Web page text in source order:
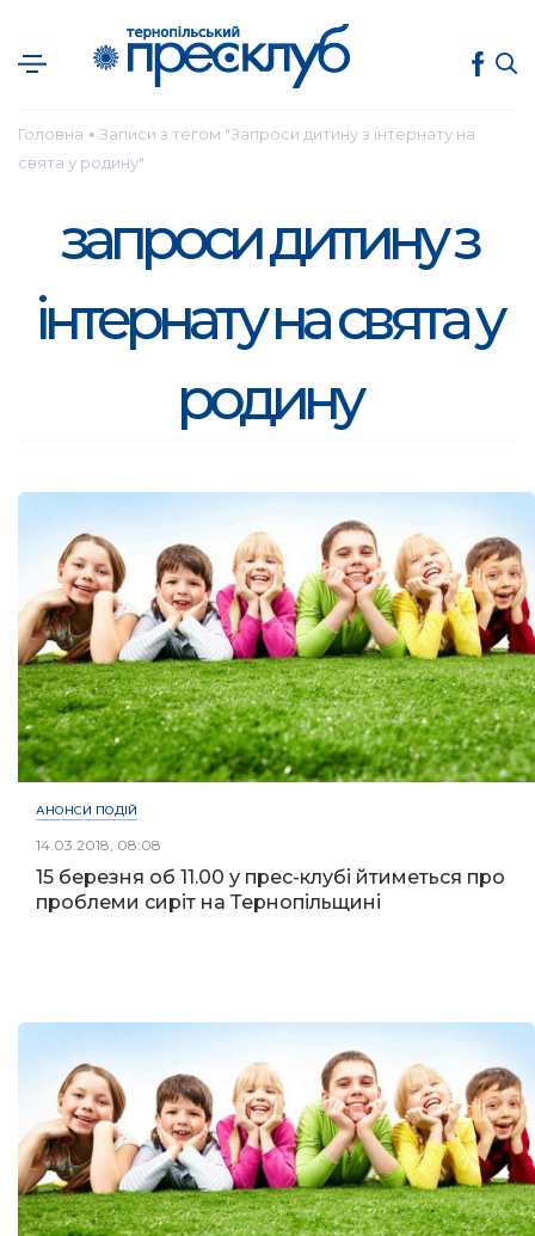
Головна ● Записи з тегом "Запроси дитину з інтернату на
свята у родину"
запроси дитину з
інтернату на свята у
родину
АНОНСИ ПОДІЙ
14.03.2018, 08:08
15 березня об 11.00 у прес-клубі йтиметься про
проблеми сиріт на Тернопільщині